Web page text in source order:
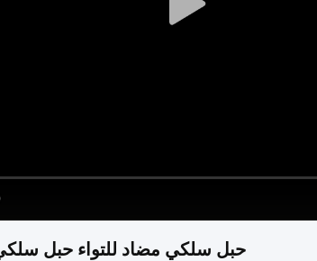
Play
حبل سلكي مضاد للتواء حبل